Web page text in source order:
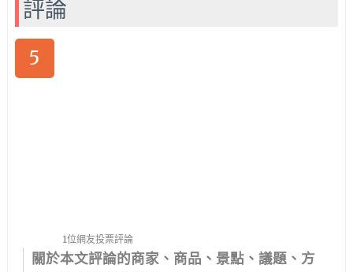
評論
5
1位網友投票評論
關於本文評論的商家、商品、景點、議題、方